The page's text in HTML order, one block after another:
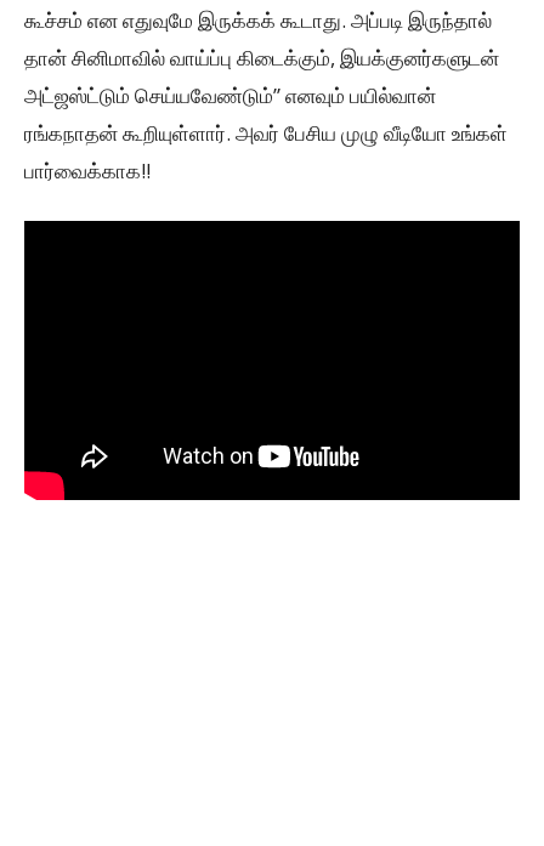
கூச்சம் என எதுவுமே இருக்கக் கூடாது. அப்படி இருந்தால்
தான் சினிமாவில் வாய்ப்பு கிடைக்கும், இயக்குனர்களுடன்
அட்ஜஸ்ட்டும் செய்யவேண்டும்” எனவும் பயில்வான்
ரங்கநாதன் கூறியுள்ளார். அவர் பேசிய முழு வீடியோ உங்கள்
பார்வைக்காக!!